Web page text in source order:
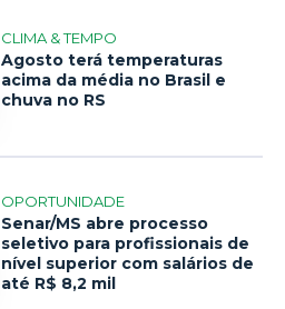
CLIMA & TEMPO
Agosto terá temperaturas
acima da média no Brasil e
chuva no RS
OPORTUNIDADE
Senar/MS abre processo
seletivo para profissionais de
nível superior com salários de
até R$ 8,2 mil